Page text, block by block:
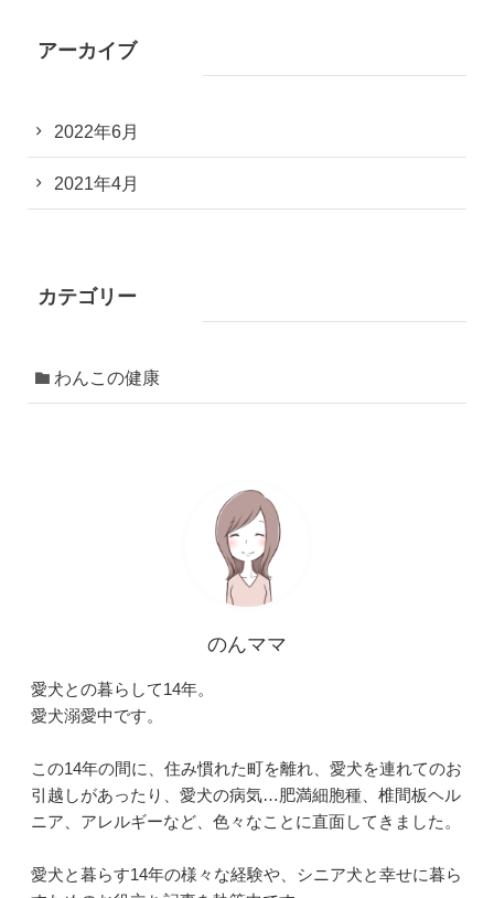
アーカイブ
2022年6月
2021年4月
カテゴリー
わんこの健康
のんママ
愛犬との暮らして14年。
愛犬溺愛中です。
この14年の間に、住み慣れた町を離れ、愛犬を連れてのお
引越しがあったり、愛犬の病気…肥満細胞種、椎間板ヘル
ニア、アレルギーなど、色々なことに直面してきました。
愛犬と暮らす14年の様々な経験や、シニア犬と幸せに暮ら